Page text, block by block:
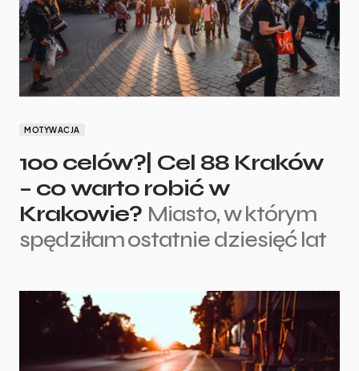
MOTYWACJA
100 celów?| Cel 88 Kraków
– co warto robić w
Krakowie? Miasto, w którym
spędziłam ostatnie dziesięć lat